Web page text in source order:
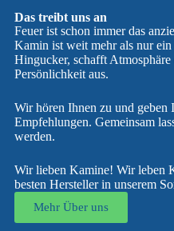
Das treibt uns an
Feuer ist schon immer das
Kamin ist weit mehr als nur
Hingucker, schafft
Persönlichkeit aus.
Wir hören Ihnen zu und geben
Empfehlungen. Gemeinsam
werden.
Wir lieben Kamine! Wir leben
besten Hersteller in unserem
Mehr Über uns